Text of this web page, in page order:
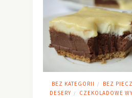
BEZ KATEGORII / BEZ
DESERY / CZEKOLADOWE